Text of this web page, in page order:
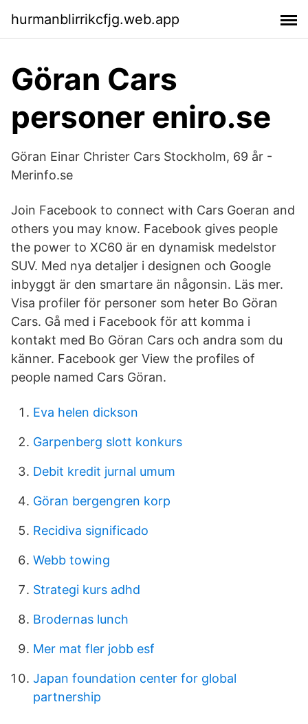
hurmanblirrikcfjg.web.app
Göran Cars
personer eniro.se
Göran Einar Christer Cars Stockholm, 69 år -
Merinfo.se
Join Facebook to connect with Cars Goeran and
others you may know. Facebook gives people
the power to XC60 är en dynamisk medelstor
SUV. Med nya detaljer i designen och Google
inbyggt är den smartare än någonsin. Läs mer.
Visa profiler för personer som heter Bo Göran
Cars. Gå med i Facebook för att komma i
kontakt med Bo Göran Cars och andra som du
känner. Facebook ger View the profiles of
people named Cars Göran.
Eva helen dickson
Garpenberg slott konkurs
Debit kredit jurnal umum
Göran bergengren korp
Recidiva significado
Webb towing
Strategi kurs adhd
Brodernas lunch
Mer mat fler jobb esf
Japan foundation center for global
partnership